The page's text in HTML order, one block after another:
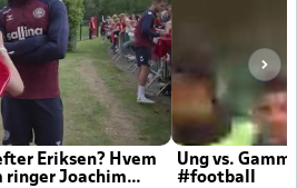
Eriksen? Hvem
ringer Joachim
Ung vs.
#football